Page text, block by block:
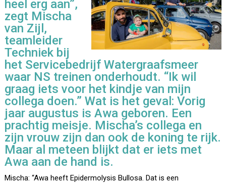
heel erg aan”,
zegt Mischa
van Zijl,
teamleider
Techniek bij
het Servicebedrijf Watergraafsmeer
waar NS treinen onderhoudt. “Ik wil
graag iets voor het kindje van mijn
collega doen.” Wat is het geval: Vorig
jaar augustus is Awa geboren. Een
prachtig meisje. Mischa’s collega en
zijn vrouw zijn dan ook de koning te rijk.
Maar al meteen blijkt dat er iets met
Awa aan de hand is.
Mischa: “Awa heeft Epidermolysis Bullosa. Dat is een